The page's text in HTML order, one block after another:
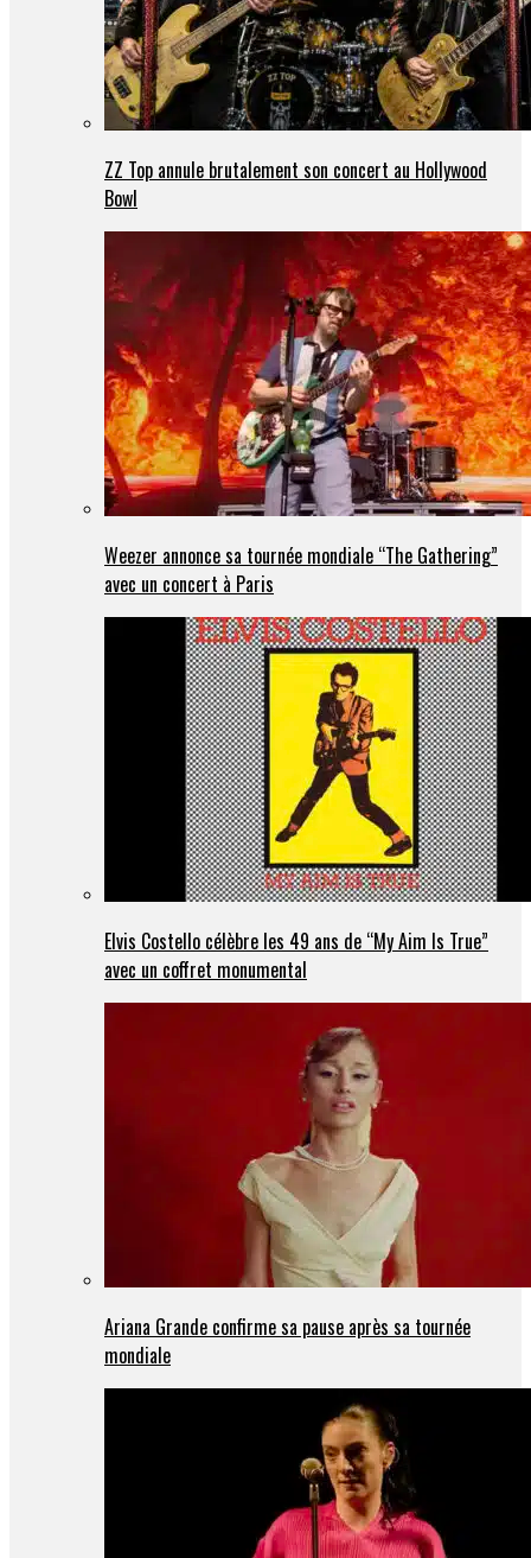
ZZ Top annule brutalement son concert au Hollywood
Bowl
Weezer annonce sa tournée mondiale “The Gathering”
avec un concert à Paris
Elvis Costello célèbre les 49 ans de “My Aim Is True”
avec un coffret monumental
Ariana Grande confirme sa pause après sa tournée
mondiale